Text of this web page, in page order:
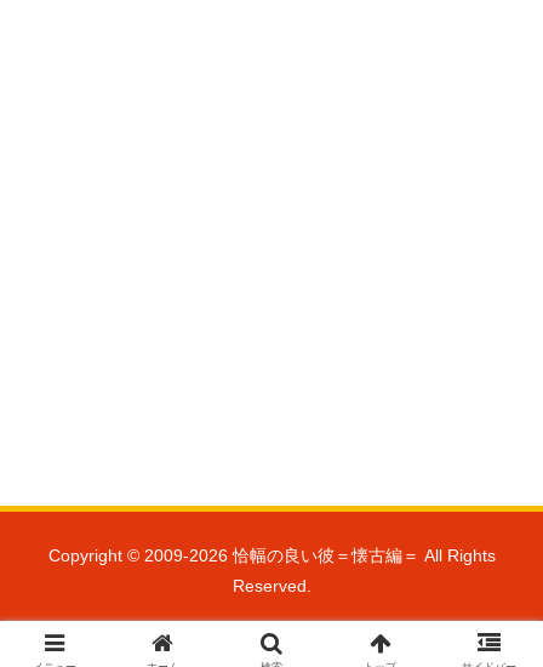
Copyright © 2009-2026 恰幅の良い彼＝懐古編＝ All Rights
Reserved.